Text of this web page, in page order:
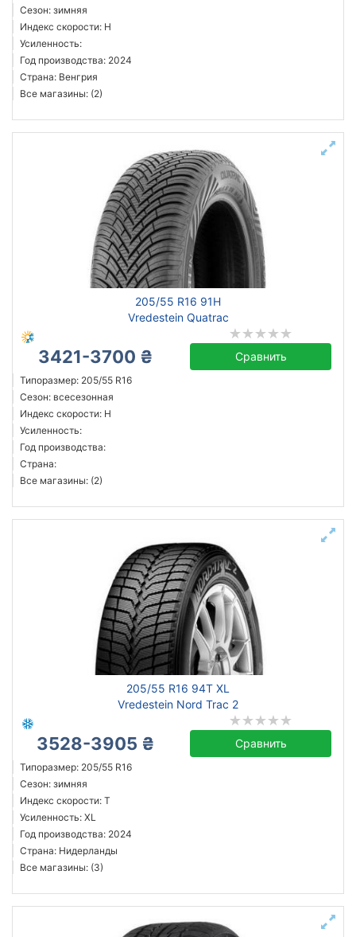
Сезон: зимняя
Индекс скорости: H
Усиленность:
Год производства: 2024
Страна: Венгрия
Все магазины: (2)
205/55 R16 91H
Vredestein Quatrac
3421-3700 ₴ Сравнить
Типоразмер: 205/55 R16
Сезон: всесезонная
Индекс скорости: H
Усиленность:
Год производства:
Страна:
Все магазины: (2)
205/55 R16 94T XL
Vredestein Nord Trac 2
3528-3905 ₴ Сравнить
Типоразмер: 205/55 R16
Сезон: зимняя
Индекс скорости: T
Усиленность: XL
Год производства: 2024
Страна: Нидерланды
Все магазины: (3)